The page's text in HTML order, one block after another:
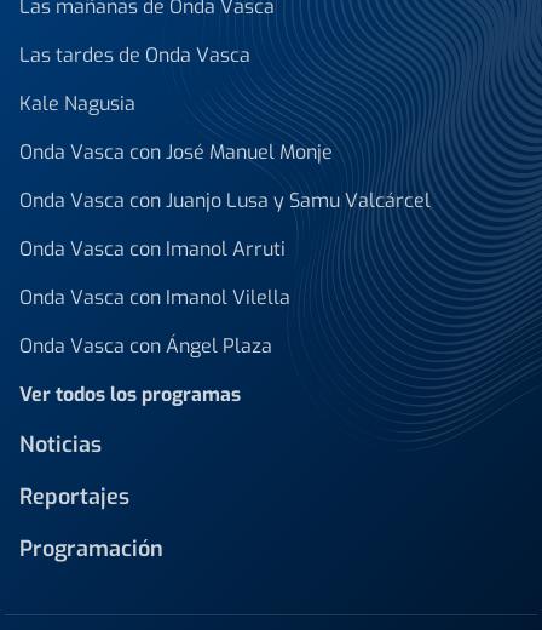
Las mañanas de Onda Vasca
Las tardes de Onda Vasca
Kale Nagusia
Onda Vasca con José Manuel Monje
Onda Vasca con Juanjo Lusa y Samu Valcárcel
Onda Vasca con Imanol Arruti
Onda Vasca con Imanol Vilella
Onda Vasca con Ángel Plaza
Ver todos los programas
Noticias
Reportajes
Programación